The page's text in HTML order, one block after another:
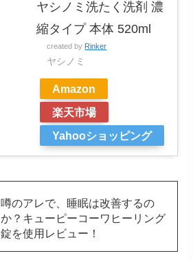
ヤシノミ洗たく洗剤 濃
縮タイプ 本体 520ml
created by Rinker
ヤシノミ
Amazon
楽天市場
Yahooショッピング
噂のアレで、睡眠は改善するの
か？キューピーコーワヒーリング
錠を使用レビュー！